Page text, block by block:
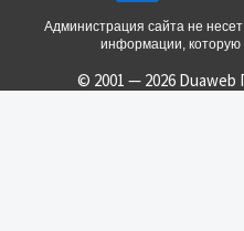
Администрация сайта не
информации,
© 2001 — 2026 Duaweb